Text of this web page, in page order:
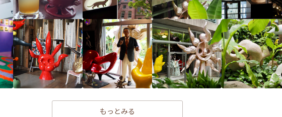
もっとみる